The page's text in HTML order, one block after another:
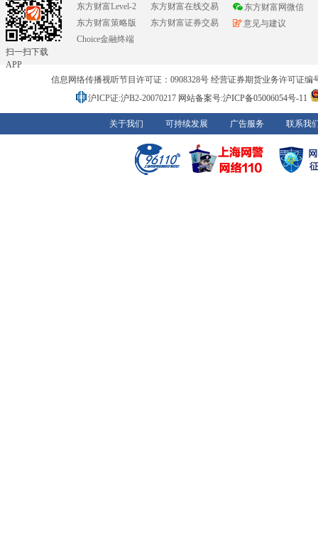
扫一扫下载
APP
东方财富Level-2
东方财富策略版
Choice金融终端
东方财富在线交易
东方财富证券交易
东方财富网微信
意见与建议
信息网络传播视听节目许可证：0908328号 经营证券期货业务许可证编
沪ICP证:沪B2-20070217 网站备案号:沪ICP备05006054号-11
关于我们 可持续发展 广告服务 联系我